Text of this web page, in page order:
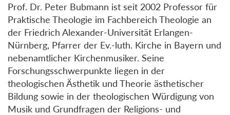
Prof. Dr. Peter Bubmann ist seit 2002 Professor für
Praktische Theologie im Fachbereich Theologie an
der Friedrich Alexander-Universität Erlangen-
Nürnberg, Pfarrer der Ev.-luth. Kirche in Bayern und
nebenamtlicher Kirchenmusiker. Seine
Forschungsschwerpunkte liegen in der
theologischen Ästhetik und Theorie ästhetischer
Bildung sowie in der theologischen Würdigung von
Musik und Grundfragen der Religions- und